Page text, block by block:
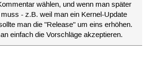
wählen, und wenn man später
- z.B. weil man ein Kernel-Update
man die "Release" um eins erhöhen.
einfach die Vorschläge akzeptieren.